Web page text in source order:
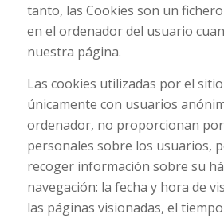
tanto, las Cookies son un
en el ordenador del usuario
nuestra página.
Las cookies utilizadas por el
únicamente con usuarios
ordenador, no proporcionan
personales sobre los usuarios,
recoger información sobre su
navegación: la fecha y hora de
las páginas visionadas, el